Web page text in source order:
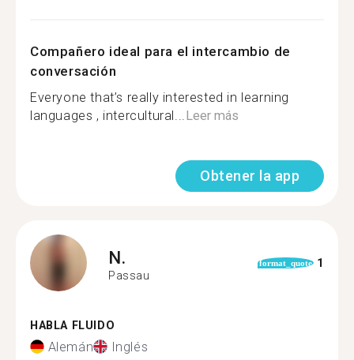
Compañero ideal para el intercambio de
conversación
Everyone that’s really interested in learning
languages , intercultural...Leer más
Obtener la app
N.
Passau
format_quote 1
HABLA FLUIDO
Alemán Inglés